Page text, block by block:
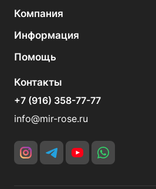
Компания
Информация
Помощь
Контакты
+7 (916) 358-77-77
info@mir-rose.ru